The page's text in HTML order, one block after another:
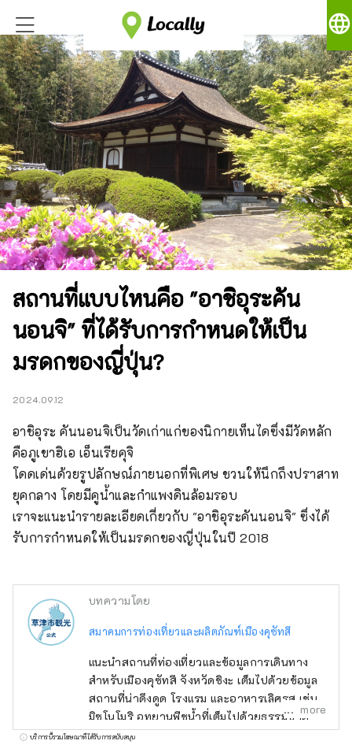
language
สถานที่แบบไหนคือ "อาชิอุระคัน
นอนจิ" ที่ได้รับการกำหนดให้เป็น
มรดกของญี่ปุ่น?
2024.09.12
อาชิอุระ คันนอนจิเป็นวัดเก่าแก่ของนิกายเท็นไดซึ่งมีวัดหลัก
คือภูเขาฮิเอ เอ็นเรียคุจิ
โดดเด่นด้วยรูปลักษณ์ภายนอกที่พิเศษ ชวนให้นึกถึงปราสาท
ยุคกลาง โดยมีคูน้ำและกำแพงดินล้อมรอบ
เราจะแนะนำรายละเอียดเกี่ยวกับ "อาชิอุระคันนอนจิ" ซึ่งได้
รับการกำหนดให้เป็นมรดกของญี่ปุ่นในปี 2018
บทความโดย
สมาคมการท่องเที่ยวและผลิตภัณฑ์เมืองคุซัทสึ
แนะนำสถานที่ท่องเที่ยวและข้อมูลการเดินทาง
สำหรับเมืองคุซัทสึ จังหวัดชิงะ เต็มไปด้วยข้อมูล
สถานที่น่าดึงดูด โรงแรม และอาหารเลิศรส เช่น
มิซูโนโมริ อุทยานพืชน้ำที่เต็มไปด้วยธรรมชาติ
พิพิธภัณฑ์ทะเลสาบบิวะ ศาลเจ้าทาจิกิและศาล
more
บริการนี้รวมโฆษณาที่ได้รับการสนับสนุน